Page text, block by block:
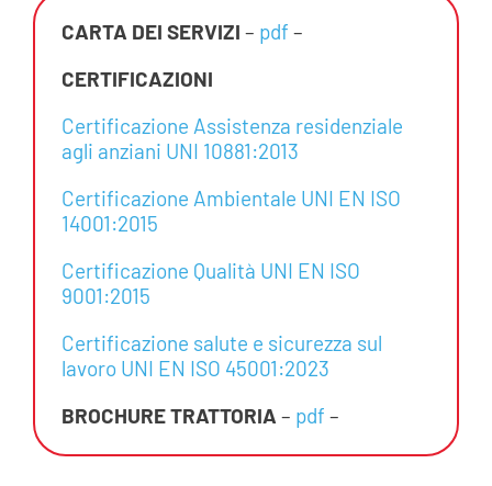
CARTA DEI SERVIZI – pdf –
CERTIFICAZIONI
Certificazione Assistenza residenziale
agli anziani UNI 10881:2013
Certificazione Ambientale UNI EN ISO
14001:2015
Certificazione Qualità UNI EN ISO
9001:2015
Certificazione salute e sicurezza sul
lavoro UNI EN ISO 45001:2023
BROCHURE TRATTORIA – pdf –